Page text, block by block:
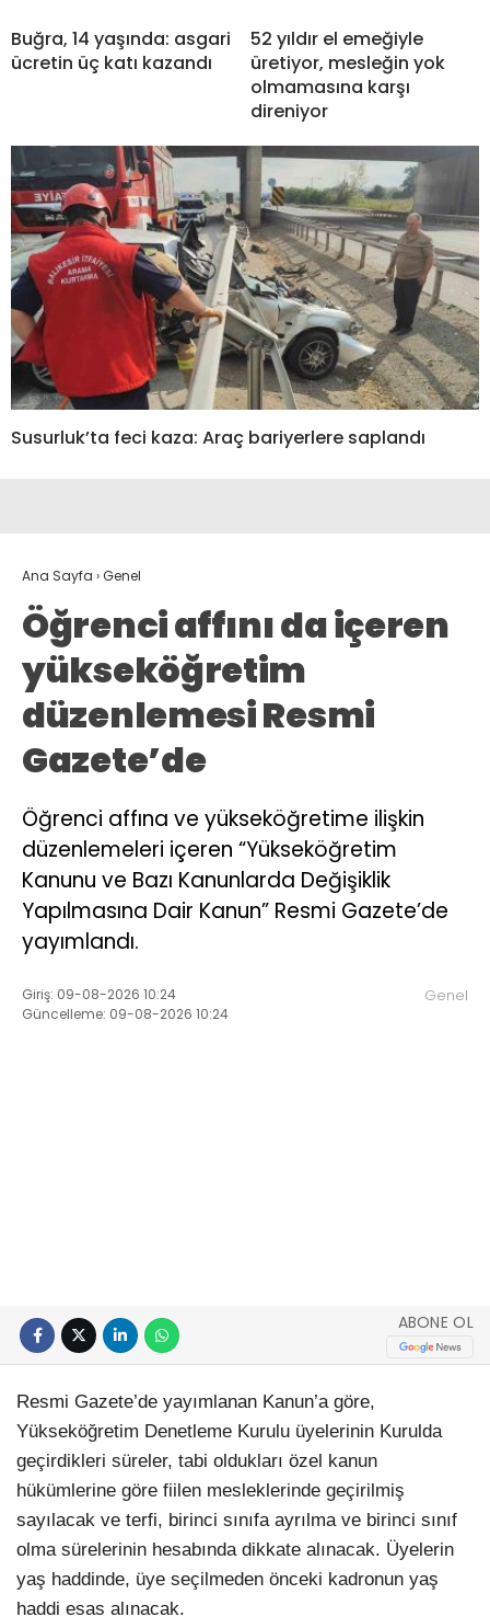
Buğra, 14 yaşında: asgari
ücretin üç katı kazandı
52 yıldır el emeğiyle
üretiyor, mesleğin yok
olmamasına karşı
direniyor
Susurluk’ta feci kaza: Araç bariyerlere saplandı
Ana Sayfa ›Genel
Öğrenci affını da içeren
yükseköğretim
düzenlemesi Resmi
Gazete’de
Öğrenci affına ve yükseköğretime ilişkin
düzenlemeleri içeren “Yükseköğretim
Kanunu ve Bazı Kanunlarda Değişiklik
Yapılmasına Dair Kanun” Resmi Gazete’de
yayımlandı.
Giriş: 09-08-2026 10:24
Güncelleme: 09-08-2026 10:24
Genel
ABONE OL
Resmi Gazete’de yayımlanan Kanun’a göre,
Yükseköğretim Denetleme Kurulu üyelerinin Kurulda
geçirdikleri süreler, tabi oldukları özel kanun
hükümlerine göre fiilen mesleklerinde geçirilmiş
sayılacak ve terfi, birinci sınıfa ayrılma ve birinci sınıf
olma sürelerinin hesabında dikkate alınacak. Üyelerin
yaş haddinde, üye seçilmeden önceki kadronun yaş